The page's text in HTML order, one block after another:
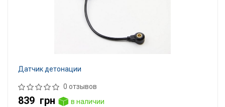
Датчик детонации
0 отзывов
839 грн
в наличии